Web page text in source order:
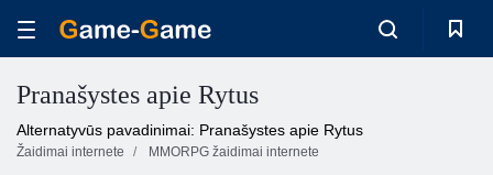
Pranašystes apie Rytus
Alternatyvūs pavadinimai: Pranašystes apie Rytus
Žaidimai internete MMORPG žaidimai internete